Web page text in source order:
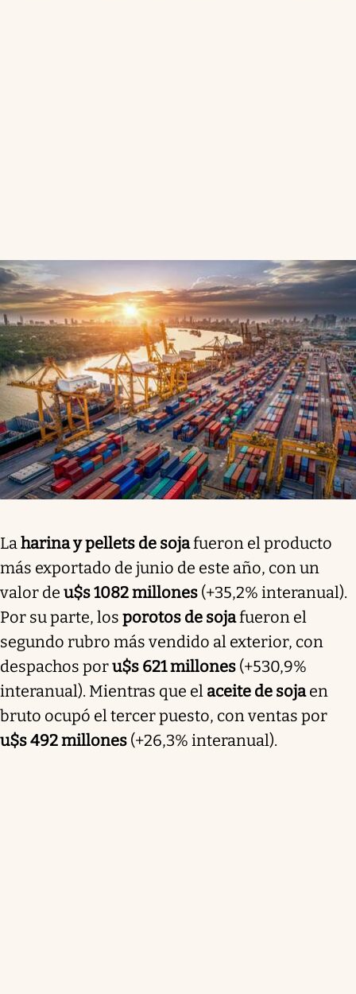
La harina y pellets de sojafueron el producto
más exportado de junio de este año, con un
valor de u$s 1082 millones (+35,2% interanual).
Por su parte, los porotos de sojafueron el
segundo rubro más vendido al exterior, con
despachos poru$s 621 millones (+530,9%
interanual). Mientras que el aceite de sojaen
bruto ocupó el tercer puesto, con ventas por
u$s 492 millones (+26,3% interanual).